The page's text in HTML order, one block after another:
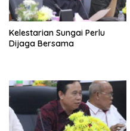
Kelestarian Sungai Perlu
Dijaga Bersama